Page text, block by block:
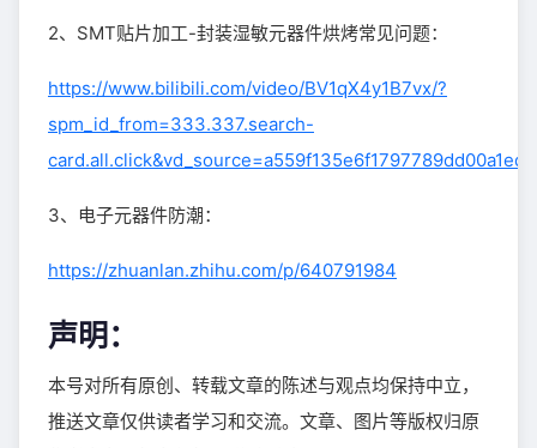
2、SMT贴片加工-封装湿敏元器件烘烤常见问题：
https://www.bilibili.com/video/BV1qX4y1B7vx/?
spm_id_from=333.337.search-
3、电子元器件防潮：
https://zhuanlan.zhihu.com/p/640791984
声明：
本号对所有原创、转载文章的陈述与观点均保持中立，
推送文章仅供读者学习和交流。文章、图片等版权归原